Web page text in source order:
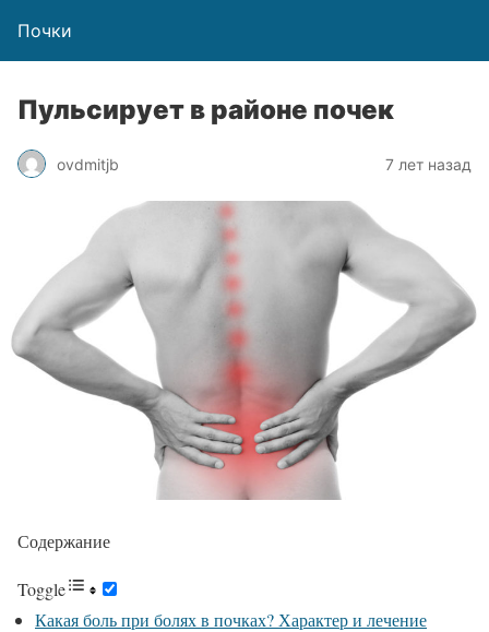
Почки
Пульсирует в районе почек
ovdmitjb 7 лет назад
Содержание
Toggle
Какая боль при болях в почках? Характер и лечение